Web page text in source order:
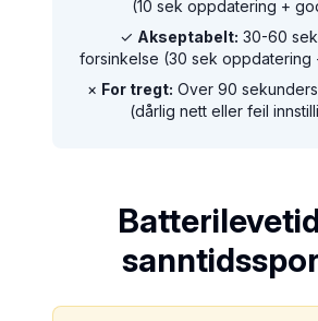
(10 sek oppdatering +
✓ Akseptabelt: 30-60
forsinkelse (30 sek oppdatering
× For tregt: Over 90
(dårlig nett eller feil